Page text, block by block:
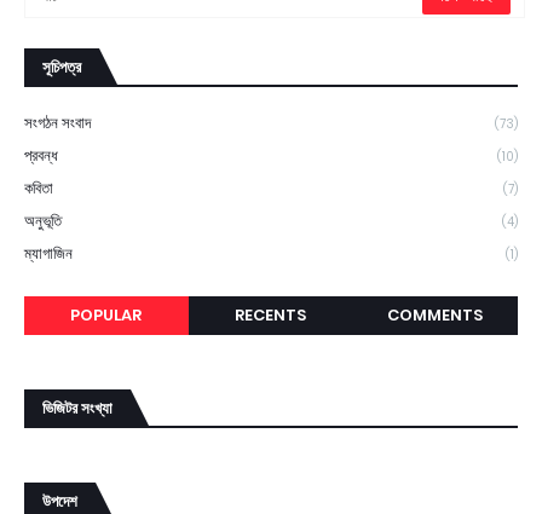
সূচিপত্র
সংগঠন সংবাদ (73)
প্রবন্ধ (10)
কবিতা (7)
অনুভূতি (4)
ম্যাগাজিন (1)
POPULAR RECENTS COMMENTS
ভিজিটর সংখ্যা
উপদেশ